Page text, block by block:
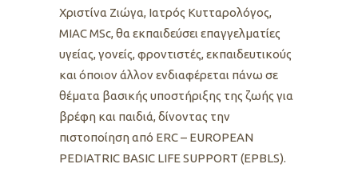
Χριστίνα Ζιώγα, Ιατρός Κυτταρολόγος,
ΜΙΑC MSc, θα εκπαιδεύσει επαγγελματίες
υγείας, γονείς, φροντιστές, εκπαιδευτικούς
και όποιον άλλον ενδιαφέρεται πάνω σε
θέματα βασικής υποστήριξης της ζωής για
βρέφη και παιδιά, δίνοντας την
πιστοποίηση από ERC – EUROPEAN
PEDIATRIC BASIC LIFE SUPPORT (EPBLS).